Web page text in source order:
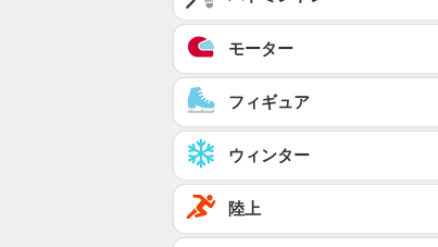
モーター
フィギュア
ウィンター
陸上